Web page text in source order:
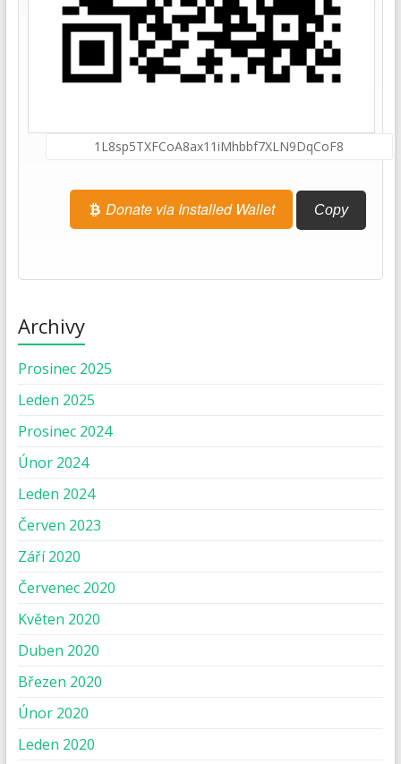
Donate via Installed Wallet Copy
Archivy
Prosinec 2025
Leden 2025
Prosinec 2024
Únor 2024
Leden 2024
Červen 2023
Září 2020
Červenec 2020
Květen 2020
Duben 2020
Březen 2020
Únor 2020
Leden 2020